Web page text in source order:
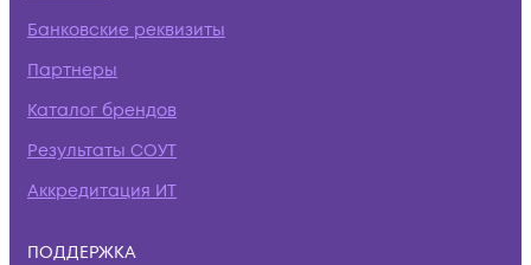
Банковские реквизиты
Партнеры
Каталог брендов
Результаты СОУТ
Аккредитация ИТ
ПОДДЕРЖКА